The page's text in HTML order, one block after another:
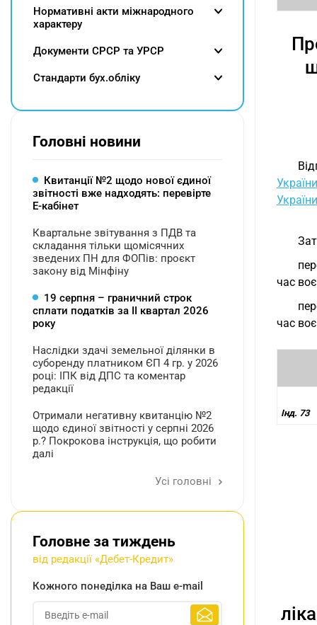
України
України
час
час
Інд. 73
Нормативні акти міжнародного
характеру
Документи СРСР та УРСР
Cтандарти бух.обліку
Головні новини
Квитанції №2 щодо нової єдиної
звітності вже надходять: перевірте
Е-кабінет
Квартальне звітування з ПДВ та
складання тільки щомісячних
зведених ПН для ФОПів: проєкт
закону від Мінфіну
19 серпня – граничний строк
сплати податків за ІI квартал 2026
року
Наслідки здачі земельної ділянки в
суборенду платником ЄП 4 гр. у 2026
році: ІПК від ДПС та коментар
редакції
Отримали негативну квитанцію №2
щодо єдиної звітності у серпні 2026
р.? Покрокова інструкція, що робити
далі
Усі головні
Головне за тиждень
від редакції «Дебет-Кредит»
Кожного понеділка на Ваш e-mail